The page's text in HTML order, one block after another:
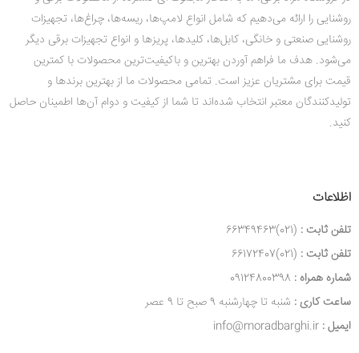
روشنایی را ارائه می‌دهیم که شامل انواع لامپ‌ها، ریسه‌ها، چراغ‌ها، تجهیزات
روشنایی صنعتی و خانگی، کابل‌ها، کلیدها، پریزها و انواع تجهیزات برقی دیگر
می‌شود. هدف ما فراهم آوردن بهترین و باکیفیت‌ترین محصولات با کمترین
قیمت‌ برای مشتریان عزیز است. تمامی محصولات ما از بهترین برندها و
تولیدکنندگان معتبر انتخاب شده‌اند تا شما از کیفیت و دوام آن‌ها اطمینان حاصل
کنید.
اظلاعات
تلفن ثابت : (021)66349463
تلفن ثابت : (021)66172407
شماره همراه : 09124800398
ساعت کاری : شنبه تا چهارشنبه 9 صبح تا 9 عصر
ایمیل : info@moradbarghi.ir